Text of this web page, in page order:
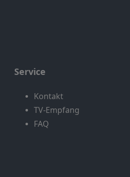
Service
Kontakt
TV-Empfang
FAQ